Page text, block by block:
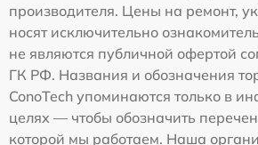
производителя. Цены на ремонт,
носят исключительно
не являются публичной офертой
ГК РФ. Названия и обозначения
ConoTech упоминаются только в
целях — чтобы обозначить
которой мы работаем. Наша